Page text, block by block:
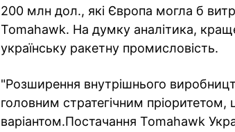
200 млн дол., які Європа могла б
Tomahawk. На думку аналітика,
українську ракетну промисловість.
"Розширення внутрішнього
головним стратегічним
варіантом.Постачання Tomahawk